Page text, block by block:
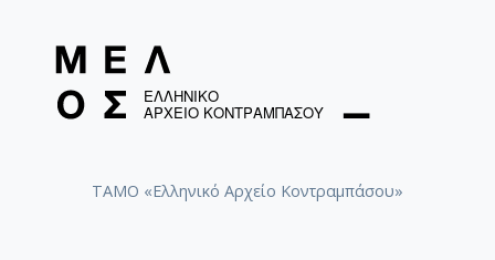
ΤΑΜΟ «Ελληνικό Αρχείο Κοντραμπάσου»